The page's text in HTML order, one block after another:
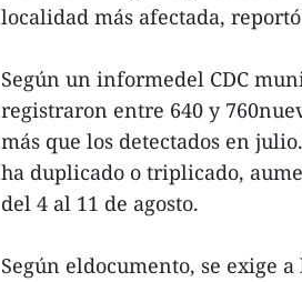
localidad más afectada,
Según un informedel CDC
registraron entre 640 y
más que los detectados en
ha duplicado o triplicado,
del 4 al 11 de agosto.
Según eldocumento, se exige